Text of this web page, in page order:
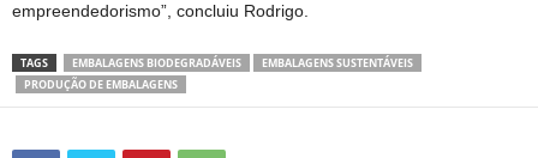
empreendedorismo”, concluiu Rodrigo.
TAGS EMBALAGENS BIODEGRADÁVEIS
EMBALAGENS SUSTENTÁVEIS
PRODUÇÃO DE EMBALAGENS